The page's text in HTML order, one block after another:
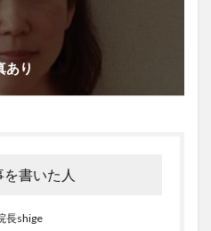
あり
を書いた人